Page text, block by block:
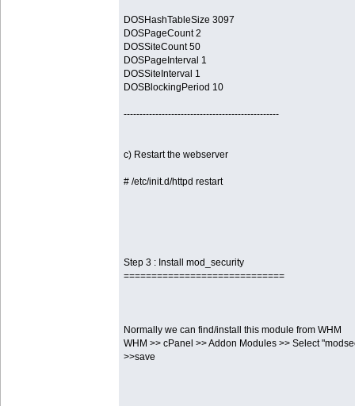
DOSHashTableSize 3097
DOSPageCount 2
DOSSiteCount 50
DOSPageInterval 1
DOSSiteInterval 1
DOSBlockingPeriod 10
-------------------------------------------------
c) Restart the webserver
# /etc/init.d/httpd restart
Step 3 : Install mod_security
=============================
Normally we can find/install this module from WHM
WHM >> cPanel >> Addon Modules >> Select
>>save